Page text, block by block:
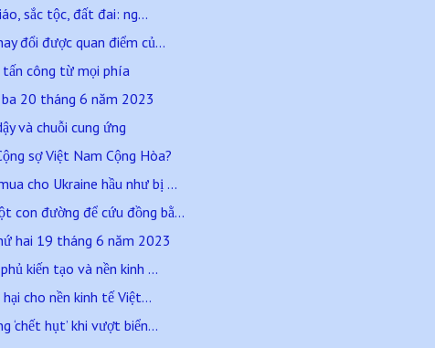
sắc tộc, đất đai: ng...
đổi được quan điểm củ...
tấn công từ mọi phía
20 tháng 6 năm 2023
và chuỗi cung ứng
sợ Việt Nam Cộng Hòa?
cho Ukraine hầu như bị ...
con đường để cứu đồng bằ...
hai 19 tháng 6 năm 2023
kiến tạo và nền kinh ...
cho nền kinh tế Việt...
‘chết hụt’ khi vượt biển...